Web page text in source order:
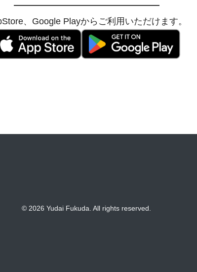
、Google Playからご利用いただけます。
© 2026 Yudai Fukuda. All rights reserved.